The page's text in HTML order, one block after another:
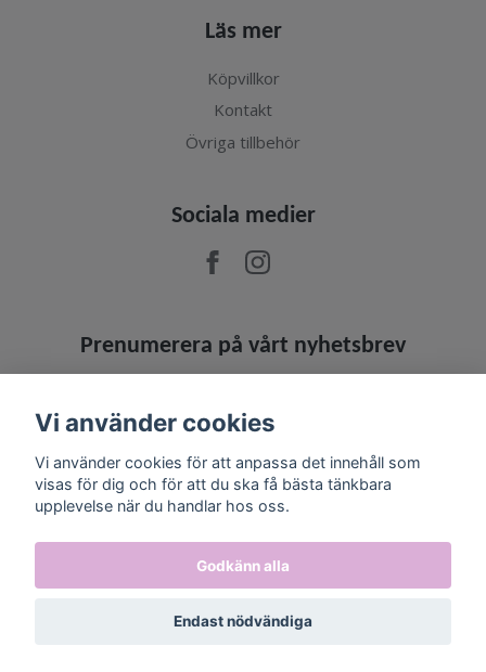
Läs mer
Köpvillkor
Kontakt
Övriga tillbehör
Sociala medier
Prenumerera på vårt nyhetsbrev
Powered by Quickbutik
Vi använder cookies
Vi använder cookies för att anpassa det innehåll som
visas för dig och för att du ska få bästa tänkbara
upplevelse när du handlar hos oss.
Godkänn alla
Endast nödvändiga